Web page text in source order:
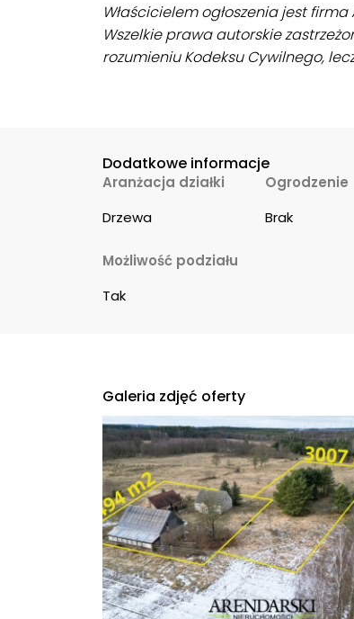
Właścicielem ogłoszenia jest
Wszelkie prawa autorskie
rozumieniu Kodeksu Cywilnego,
Dodatkowe informacje
Aranżacja działki
Drzewa
Ogrodzenie
Brak
Możliwość podziału
Tak
Galeria zdjęć oferty